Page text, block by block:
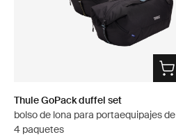
Thule GoPack duffel set
bolso de lona para portaequipajes de
4 paquetes